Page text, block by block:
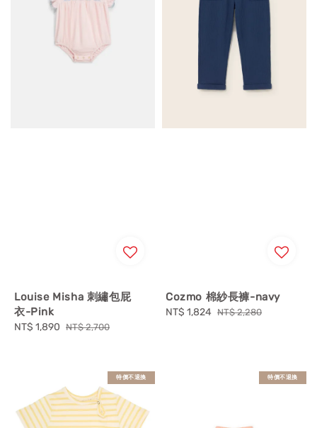
Louise Misha 刺繡包屁
衣-Pink
Sale
NT$ 1,890 Regular
NT$ 2,700
Cozmo 棉紗長褲-navy
Sale
NT$ 1,824 Regular
NT$ 2,280
特價不退換 特價不退換